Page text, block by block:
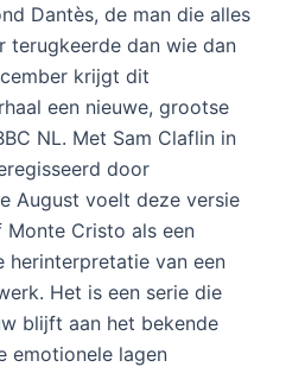
Dantès, de man die alles
terugkeerde dan wie dan
krijgt dit
een nieuwe, grootse
NL. Met Sam Claflin in
door
August voelt deze versie
Cristo als een
herinterpretatie van een
Het is een serie die
blijft aan het bekende
emotionele lagen